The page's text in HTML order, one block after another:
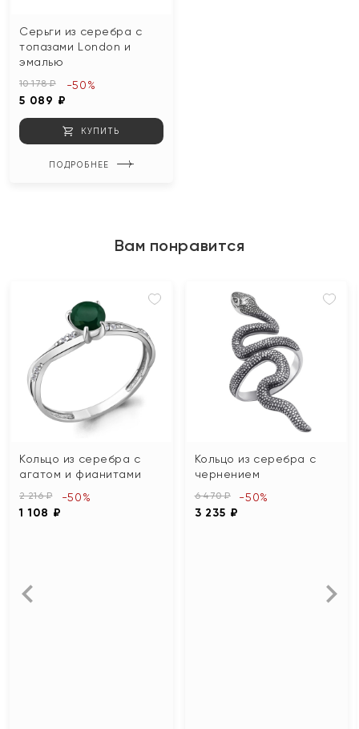
Серьги из серебра с
топазами London и
эмалью
10 178 ₽
5 089 ₽
-50%
КУПИТЬ
ПОДРОБНЕЕ
Вам понравится
Кольцо из серебра с
агатом и фианитами
2 216 ₽
1 108 ₽
-50%
Кольцо из серебра с
чернением
6 470 ₽
3 235 ₽
-50%